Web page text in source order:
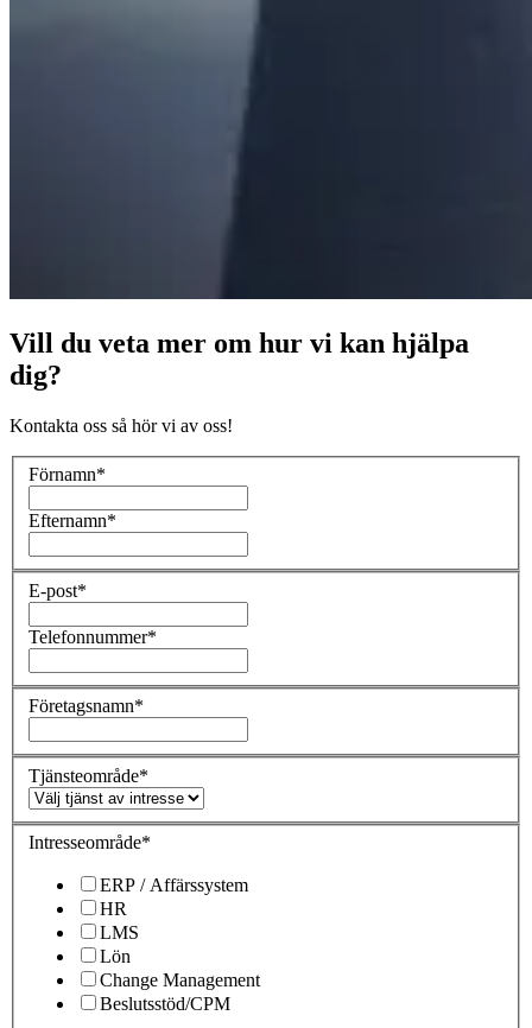
Vill du veta mer om hur vi kan hjälpa
dig?
Kontakta oss så hör vi av oss!
Förnamn*
Efternamn*
E-post*
Telefonnummer*
Företagsnamn*
Tjänsteområde*
Intresseområde*
ERP / Affärssystem
HR
LMS
Lön
Change Management
Beslutsstöd/CPM